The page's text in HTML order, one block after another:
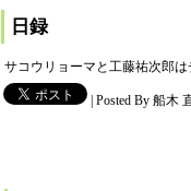
日録
サコウリョーマと工藤祐次郎は
| Posted By 船木